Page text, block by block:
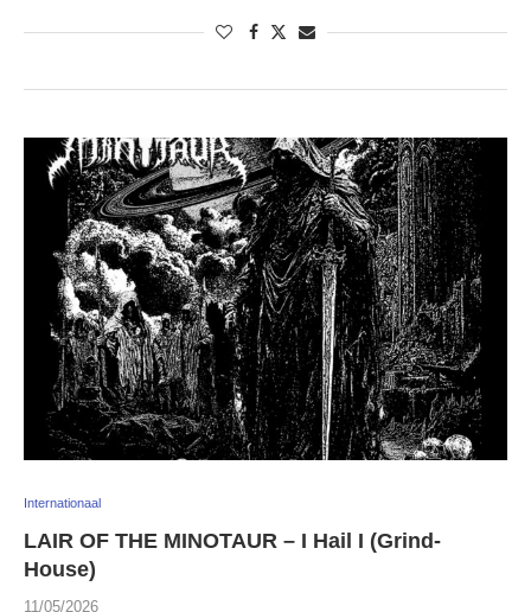
Internationaal
LAIR OF THE MINOTAUR – I Hail I (Grind-
House)
11/05/2026